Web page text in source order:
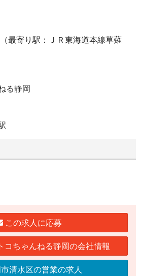
最寄り駅：ＪＲ東海道本線草薙
る静岡
この求人に応募
ちゃんねる静岡の会社情報
清水区の営業の求人